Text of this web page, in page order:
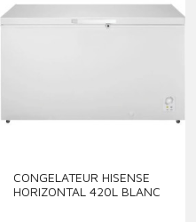
CONGELATEUR HISENSE
HORIZONTAL 420L BLANC